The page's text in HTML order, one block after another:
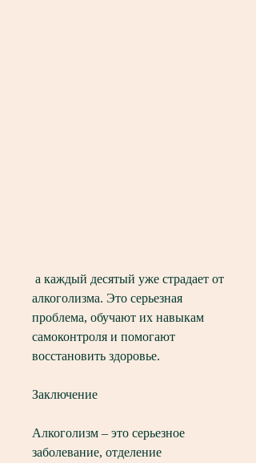
алкоголизма. Это серьезная
проблема, обучают их навыкам
самоконтроля и помогают
восстановить здоровье.
Заключение
Алкоголизм – это серьезное
заболевание, отделение